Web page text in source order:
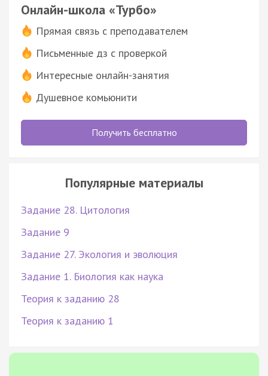
Онлайн-школа «Турбо»
Прямая связь с преподавателем
Письменные дз с проверкой
Интересные онлайн-занятия
Душевное комьюнити
Получить бесплатно
Популярные материалы
Задание 28. Цитология
Задание 9
Задание 27. Экология и эволюция
Задание 1. Биология как наука
Теория к заданию 28
Теория к заданию 1